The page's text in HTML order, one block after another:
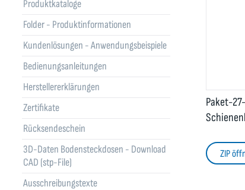
Produktkataloge
Folder - Produktinformationen
Kundenlösungen - Anwendungsbeispiele
Bedienungsanleitungen
Herstellererklärungen
Zertifikate
Rücksendeschein
3D-Daten Bodensteckdosen - Download
CAD (stp-File)
Ausschreibungstexte
Paket-
ZIP